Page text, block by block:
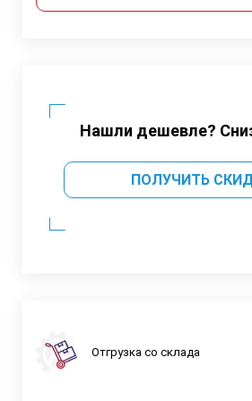
Нашли дешевле?
ПОЛУЧИТЬ
Отгрузка со склада